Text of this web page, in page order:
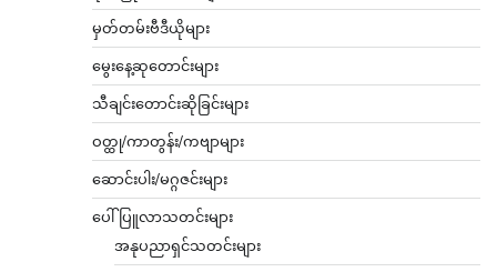
မှတ်တမ်းဗီဒီယိုများ
မွေးနေ့ဆုတောင်းများ
သီချင်းတောင်းဆိုခြင်းများ
ဝတ္ထု/ကာတွန်း/ကဗျာများ
ဆောင်းပါး/မဂ္ဂဇင်းများ
ပေါ်ပြူလာသတင်းများ
အနုပညာရှင်သတင်းများ